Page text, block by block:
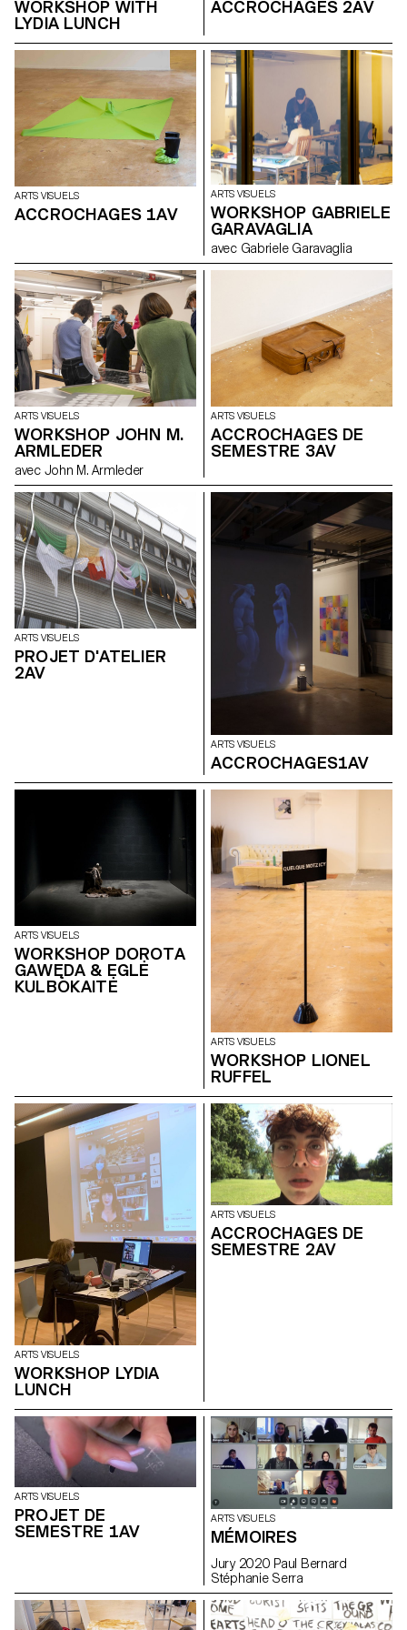
WORKSHOP WITH
LYDIA LUNCH
ACCROCHAGES 2AV
ARTS VISUELS
ACCROCHAGES 1AV
ARTS VISUELS
WORKSHOP GABRIELE
GARAVAGLIA
avec Gabriele Garavaglia
ARTS VISUELS
WORKSHOP JOHN M.
ARMLEDER
avec John M. Armleder
ARTS VISUELS
ACCROCHAGES DE
SEMESTRE 3AV
ARTS VISUELS
PROJET D'ATELIER
2AV
ARTS VISUELS
ACCROCHAGES1AV
ARTS VISUELS
WORKSHOP DOROTA
GAWĘDA & EGLĖ
KULBOKAITĖ
ARTS VISUELS
WORKSHOP LIONEL
RUFFEL
ARTS VISUELS
WORKSHOP LYDIA
LUNCH
ARTS VISUELS
ACCROCHAGES DE
SEMESTRE 2AV
ARTS VISUELS
PROJET DE
SEMESTRE 1AV
ARTS VISUELS
MÉMOIRES
Jury 2020 Paul Bernard
Stéphanie Serra